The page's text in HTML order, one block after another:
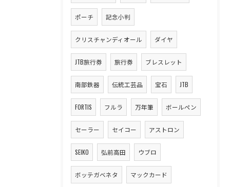
ポーチ 記念小判
クリスチャンディオール ダイヤ
JTB旅行券 旅行券 ブレスレット
南部鉄器 伝統工芸品 宝石 JTB
FORTIS フルラ 万年筆 ボールペン
セーラー セイコー アストロン
SEIKO 弘前高田 ウブロ
ボッテガベネタ マックカード